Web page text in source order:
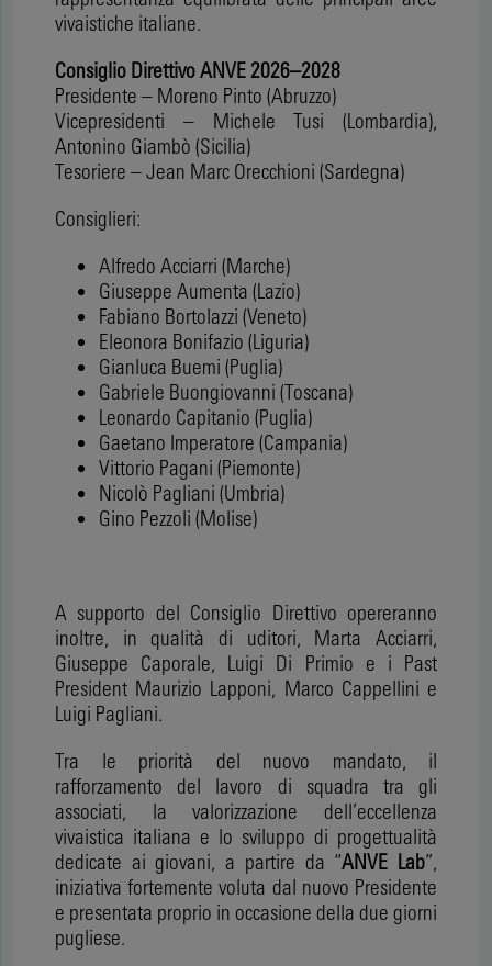
vivaistiche italiane.
Consiglio Direttivo ANVE 2026–2028
Presidente – Moreno Pinto (Abruzzo)
Vicepresidenti – Michele Tusi (Lombardia),
Antonino Giambò (Sicilia)
Tesoriere – Jean Marc Orecchioni (Sardegna)
Consiglieri:
Alfredo Acciarri (Marche)
Giuseppe Aumenta (Lazio)
Fabiano Bortolazzi (Veneto)
Eleonora Bonifazio (Liguria)
Gianluca Buemi (Puglia)
Gabriele Buongiovanni (Toscana)
Leonardo Capitanio (Puglia)
Gaetano Imperatore (Campania)
Vittorio Pagani (Piemonte)
Nicolò Pagliani (Umbria)
Gino Pezzoli (Molise)
A supporto del Consiglio Direttivo opereranno
inoltre, in qualità di uditori, Marta Acciarri,
Giuseppe Caporale, Luigi Di Primio e i Past
President Maurizio Lapponi, Marco Cappellini e
Luigi Pagliani.
Tra le priorità del nuovo mandato, il
rafforzamento del lavoro di squadra tra gli
associati, la valorizzazione dell’eccellenza
vivaistica italiana e lo sviluppo di progettualità
dedicate ai giovani, a partire da “ANVE Lab”,
iniziativa fortemente voluta dal nuovo Presidente
e presentata proprio in occasione della due giorni
pugliese.